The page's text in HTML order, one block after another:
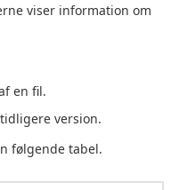
viser information om
en fil.
version.
følgende tabel.